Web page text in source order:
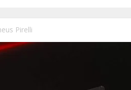
Pirelli